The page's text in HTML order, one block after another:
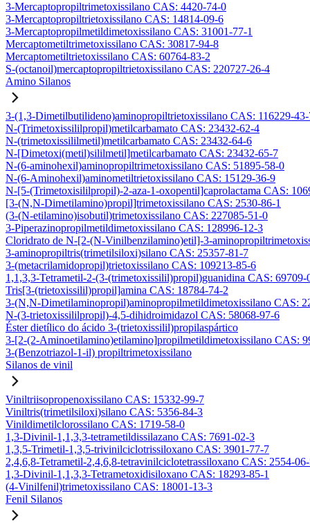
3-Mercaptopropiltrimetoxissilano CAS: 4420-74-0
3-Mercaptopropiltrietoxissilano CAS: 14814-09-6
3-Mercaptopropilmetildimetoxissilano CAS: 31001-77-1
Mercaptometiltrimetoxissilano CAS: 30817-94-8
Mercaptometiltrietoxissilano CAS: 60764-83-2
S-(octanoil)mercaptopropiltrietoxissilano CAS: 220727-26-4
Amino Silanos
3-(1,3-Dimetilbutilideno)aminopropiltrietoxissilano CAS: 116229-
N-(Trimetoxissililpropil)metilcarbamato CAS: 23432-62-4
N-(trimetoxissililmetil)metilcarbamato CAS: 23432-64-6
N-[Dimetoxi(metil)sililmetil]metilcarbamato CAS: 23432-65-7
N-(6-aminohexil)aminopropiltrimetoxissilano CAS: 51895-58-0
N-(6-Aminohexil)aminometiltrietoxissilano CAS: 15129-36-9
N-[5-(Trimetoxisililpropil)-2-aza-1-oxopentil]caprolactama CAS:
[3-(N,N-Dimetilamino)propil]trimetoxissilano CAS: 2530-86-1
(3-(N-etilamino)isobutil)trimetoxissilano CAS: 227085-51-0
3-Piperazinopropilmetildimetoxissilano CAS: 128996-12-3
Cloridrato de N-[2-(N-Vinilbenzilamino)etil]-3-
3-aminopropiltris(trimetilsiloxi)silano CAS: 25357-81-7
3-(metacrilamidopropil)trietoxissilano CAS: 109213-85-6
1,1,3,3-Tetrametil-2-(3-(trimetoxissilil)propil)guanidina CAS: 69709-
Tris[3-(trietoxissilil)propil]amina CAS: 18784-74-2
3-(N,N-Dimetilaminopropil)aminopropilmetildimetoxissilano CAS:
N-(3-trietoxissililpropil)-4,5-dihidroimidazol CAS: 58068-97-6
Éster dietílico do ácido 3-(trietoxissilil)propilaspártico
3-[2-(2-Aminoetilamino)etilamino]propilmetildimetoxissilano CAS:
3-(Benzotriazol-1-il) propiltrimetoxissilano
Silanos de vinil
Viniltriisopropenoxissilano CAS: 15332-99-7
Viniltris(trimetilsiloxi)silano CAS: 5356-84-3
Vinildimetilclorossilano CAS: 1719-58-0
1,3-Divinil-1,1,3,3-tetrametildissilazano CAS: 7691-02-3
1,3,5-Trimetil-1,3,5-trivinilciclotrissiloxano CAS: 3901-77-7
2,4,6,8-Tetrametil-2,4,6,8-tetravinilciclotetrassiloxano CAS: 2554-
1,3-Divinil-1,1,3,3-Tetrametoxidisiloxano CAS: 18293-85-1
(4-Vinilfenil)trimetoxissilano CAS: 18001-13-3
Fenil Silanos